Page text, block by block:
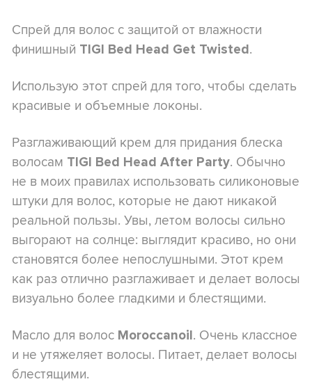
Спрей для волос с защитой от влажности
финишный TIGI Bed Head Get Twisted.
Использую этот спрей для того, чтобы сделать
красивые и объемные локоны.
Разглаживающий крем для придания блеска
волосам TIGI Bed Head After Party. Обычно
не в моих правилах использовать силиконовые
штуки для волос, которые не дают никакой
реальной пользы. Увы, летом волосы сильно
выгорают на солнце: выглядит красиво, но они
становятся более непослушными. Этот крем
как раз отлично разглаживает и делает волосы
визуально более гладкими и блестящими.
Масло для волос Moroccanoil. Очень классное
и не утяжеляет волосы. Питает, делает волосы
блестящими.